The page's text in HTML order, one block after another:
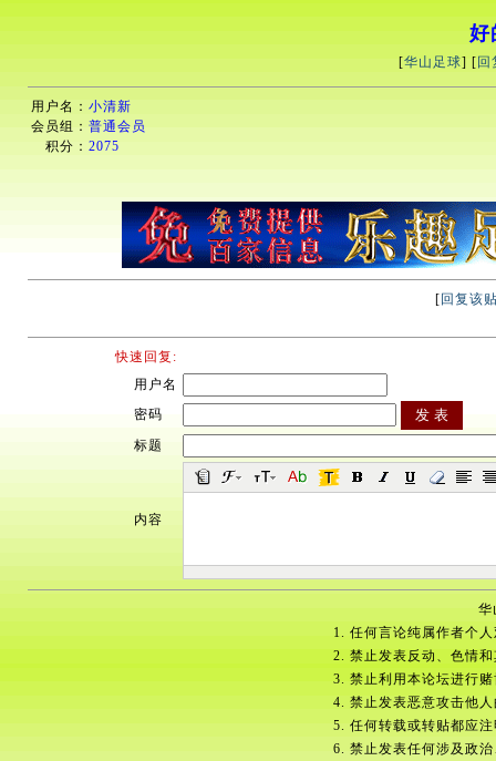
好
[华山足球] [ 回
用户名： 小清新
会员组： 普通会员
积分： 2075
[ 回复该
快速回复:
用户名
密码
标题
内容
华
1. 任何言论纯属作者个
2. 禁止发表反动、色情
3. 禁止利用本论坛进行
4. 禁止发表恶意攻击他
5. 任何转载或转贴都应
6. 禁止发表任何涉及政